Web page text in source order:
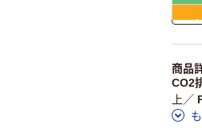
この
ア詳
商品
CO2
上 ／